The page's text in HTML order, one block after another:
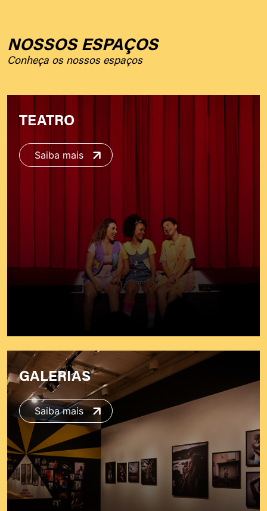
NOSSOS ESPAÇOS
Conheça os nossos espaços
TEATRO
Saiba mais
GALERIAS
Saiba mais